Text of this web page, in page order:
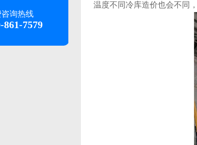
咨询热线
861-7579
温度不同冷库造价也会不同